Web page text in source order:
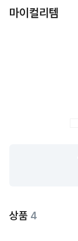
마이컬리템
상품 4